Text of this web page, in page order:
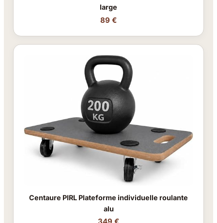
large
89 €
Centaure PIRL Plateforme individuelle roulante
alu